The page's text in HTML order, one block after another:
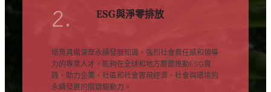
2. ESG與淨零排放
培育具備深厚永續發展知識、強烈社會責任感和領導
力的專業人才，能夠在全球和地方層面推動ESG實
踐，助力企業、社區和社會實現經濟、社會與環境的
永續發展的關鍵驅動力。